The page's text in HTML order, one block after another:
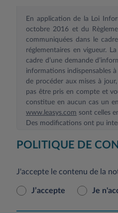
En application de la Loi
octobre 2016 et du
communiquées dans le
réglementaires en vigueur.
cadre d’une demande
informations indispensables
de procéder aux mises à
pas être pris en compte et
constitue en aucun cas un
www.leasys.com sont celles
Des modifications ont pu
En application du Règlement
rectification, de modification
courrier postal à l’adresse
POLITIQUE DE
J'accepte le contenu de la
J’accepte Je